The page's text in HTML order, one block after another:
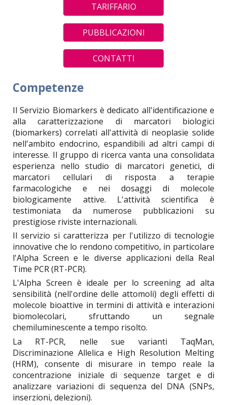
TARIFFARIO
PUBBLICAZIONI
CONTATTI
Competenze
Il Servizio Biomarkers è dedicato all'identificazione e
alla caratterizzazione di marcatori biologici
(biomarkers) correlati all'attività di neoplasie solide
nell'ambito endocrino, espandibili ad altri campi di
interesse. Il gruppo di ricerca vanta una consolidata
esperienza nello studio di marcatori genetici, di
marcatori cellulari di risposta a terapie
farmacologiche e nei dosaggi di molecole
biologicamente attive. L'attività scientifica è
testimoniata da numerose pubblicazioni su
prestigiose riviste internazionali.
Il servizio si caratterizza per l'utilizzo di tecnologie
innovative che lo rendono competitivo, in particolare
l'Alpha Screen e le diverse applicazioni della Real
Time PCR (RT-PCR).
L'Alpha Screen è ideale per lo screening ad alta
sensibilità (nell'ordine delle attomoli) degli effetti di
molecole bioattive in termini di attività e interazioni
biomolecolari, sfruttando un segnale
chemiluminescente a tempo risolto.
La RT-PCR, nelle sue varianti TaqMan,
Discriminazione Allelica e High Resolution Melting
(HRM), consente di misurare in tempo reale la
concentrazione iniziale di sequenze target e di
analizzare variazioni di sequenza del DNA (SNPs,
inserzioni, delezioni).